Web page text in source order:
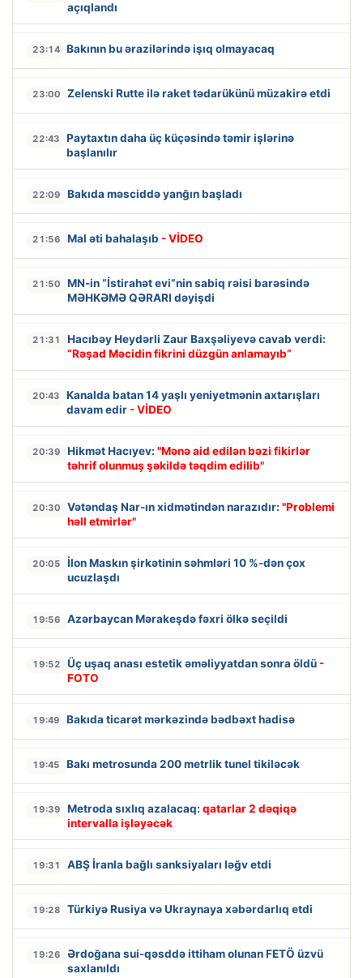
açıqlandı
23:14 Bakının bu ərazilərində işıq olmayacaq
23:00 Zelenski Rutte ilə raket tədarükünü müzakirə etdi
22:43
Paytaxtın daha üç küçəsində təmir işlərinə
başlanılır
22:09 Bakıda məsciddə yanğın başladı
21:56 Mal əti bahalaşıb - VİDEO
21:50
MN-in “İstirahət evi”nin sabiq rəisi barəsində
MƏHKƏMƏ QƏRARI dəyişdi
21:31
Hacıbəy Heydərli Zaur Baxşəliyevə cavab verdi:
“Rəşad Məcidin fikrini düzgün anlamayıb”
20:43
Kanalda batan 14 yaşlı yeniyetmənin axtarışları
davam edir - VİDEO
20:39 Hikmət Hacıyev: "Mənə aid edilən bəzi fikirlər
təhrif olunmuş şəkildə təqdim edilib"
20:30 Vətəndaş Nar-ın xidmətindən narazıdır: "Problemi
həll etmirlər"
20:05
İlon Maskın şirkətinin səhmləri 10 %-dən çox
ucuzlaşdı
19:56 Azərbaycan Mərakeşdə fəxri ölkə seçildi
19:52 Üç uşaq anası estetik əməliyyatdan sonra öldü -
FOTO
19:49 Bakıda ticarət mərkəzində bədbəxt hadisə
19:45 Bakı metrosunda 200 metrlik tunel tikiləcək
19:39 Metroda sıxlıq azalacaq: qatarlar 2 dəqiqə
intervalla işləyəcək
19:31 ABŞ İranla bağlı sanksiyaları ləğv etdi
19:28 Türkiyə Rusiya və Ukraynaya xəbərdarlıq etdi
19:26
Ərdoğana sui-qəsddə ittiham olunan FETÖ üzvü
saxlanıldı